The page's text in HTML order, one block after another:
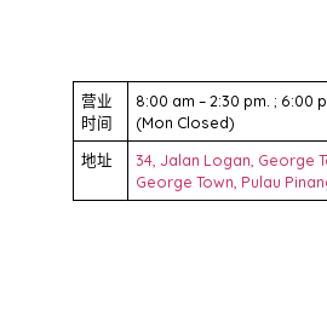
营业
时间
8:00 am – 2:30 pm. ; 6:00
(Mon Closed)
地址
34, Jalan Logan, George
George Town, Pulau